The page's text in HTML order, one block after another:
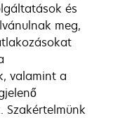
és
meg,
valamint a
Szakértelmünk